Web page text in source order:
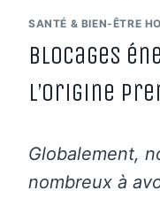
SANTÉ & BIEN-ÊTRE
Blocages
l’origine
Globalement,
nombreux à